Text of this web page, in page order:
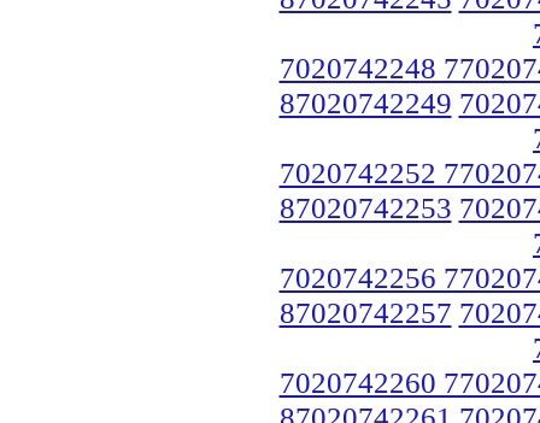
7020742248
87020742249
7020742252
87020742253
7020742256
87020742257
7020742260